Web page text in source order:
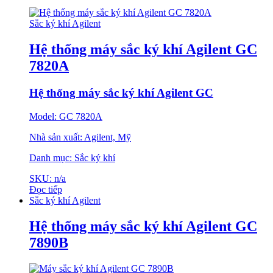
Sắc ký khí Agilent
Hệ thống máy sắc ký khí Agilent GC
7820A
Hệ thống máy sắc ký khí Agilent GC
Model: GC 7820A
Nhà sản xuất: Agilent, Mỹ
Danh mục: Sắc ký khí
SKU: n/a
Đọc tiếp
Sắc ký khí Agilent
Hệ thống máy sắc ký khí Agilent GC
7890B